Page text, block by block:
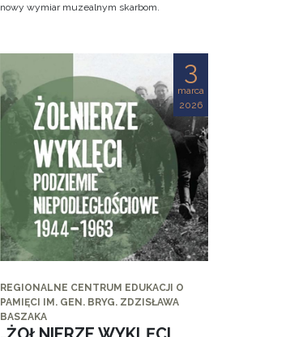
nowy wymiar muzealnym skarbom.
3
marca
2026
REGIONALNE CENTRUM EDUKACJI O
PAMIĘCI IM. GEN. BRYG. ZDZISŁAWA
BASZAKA